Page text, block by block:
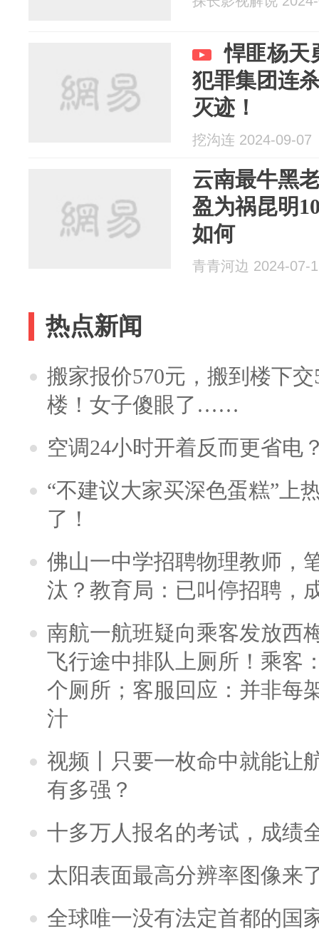
悍匪杨天
犯罪集团连
灭迹！
挖沟连 2024-09-07
云南最牛黑
盈为祸昆明
如何
青青河边 2024-07-
热点新闻
搬家报价570元，搬到楼下
楼！女子傻眼了……
空调24小时开着反而更省电
“不建议大家买深色蛋糕”上
了！
佛山一中学招聘物理教师，
汰？教育局：已叫停招聘，
南航一航班疑向乘客发放西
飞行途中排队上厕所！乘客
个厕所；客服回应：并非每
汁
视频丨只要一枚命中就能让
有多强？
十多万人报名的考试，成绩
太阳表面最高分辨率图像来
全球唯一没有法定首都的国